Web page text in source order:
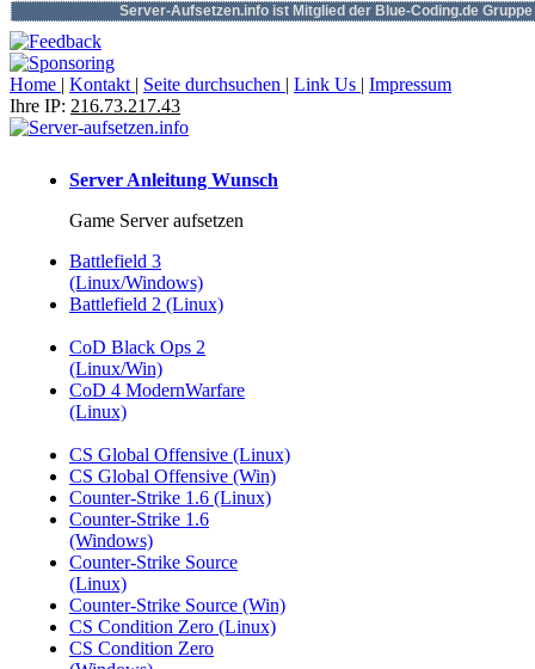
Server-Aufsetzen.info ist Mitglied der Blue-Coding.de
Home | Kontakt | Seite durchsuchen | Link Us | Impressum
Ihre IP: 216.73.217.43
Server Anleitung Wunsch
Game Server aufsetzen
Battlefield 3
(Linux/Windows)
Battlefield 2 (Linux)
CoD Black Ops 2
(Linux/Win)
CoD 4 ModernWarfare
(Linux)
CS Global Offensive (Linux)
CS Global Offensive (Win)
Counter-Strike 1.6 (Linux)
Counter-Strike 1.6
(Windows)
Counter-Strike Source
(Linux)
Counter-Strike Source (Win)
CS Condition Zero (Linux)
CS Condition Zero